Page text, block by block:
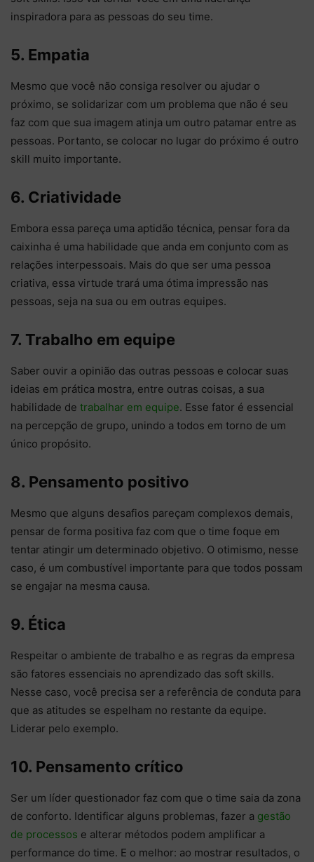
inspiradora para as pessoas do seu time.
5. Empatia
Mesmo que você não consiga resolver ou ajudar o
próximo, se solidarizar com um problema que não é seu
faz com que sua imagem atinja um outro patamar entre as
pessoas. Portanto, se colocar no lugar do próximo é outro
skill muito importante.
6. Criatividade
Embora essa pareça uma aptidão técnica, pensar fora da
caixinha é uma habilidade que anda em conjunto com as
relações interpessoais. Mais do que ser uma pessoa
criativa, essa virtude trará uma ótima impressão nas
pessoas, seja na sua ou em outras equipes.
7. Trabalho em equipe
Saber ouvir a opinião das outras pessoas e colocar suas
ideias em prática mostra, entre outras coisas, a sua
habilidade de trabalhar em equipe. Esse fator é essencial
na percepção de grupo, unindo a todos em torno de um
único propósito.
8. Pensamento positivo
Mesmo que alguns desafios pareçam complexos demais,
pensar de forma positiva faz com que o time foque em
tentar atingir um determinado objetivo. O otimismo, nesse
caso, é um combustível importante para que todos possam
se engajar na mesma causa.
9. Ética
Respeitar o ambiente de trabalho e as regras da empresa
são fatores essenciais no aprendizado das soft skills.
Nesse caso, você precisa ser a referência de conduta para
que as atitudes se espelham no restante da equipe.
Liderar pelo exemplo.
10. Pensamento crítico
Ser um líder questionador faz com que o time saia da zona
de conforto. Identificar alguns problemas, fazer a gestão
de processos e alterar métodos podem amplificar a
performance do time. E o melhor: ao mostrar resultados, o